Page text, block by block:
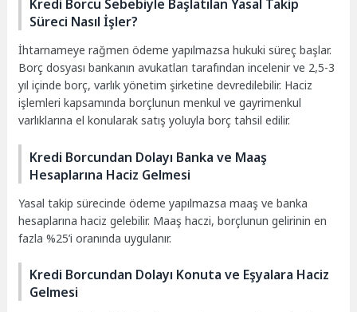
Kredi Borcu Sebebiyle Başlatılan Yasal Takip
Süreci Nasıl İşler?
İhtarnameye rağmen ödeme yapılmazsa hukuki süreç başlar.
Borç dosyası bankanın avukatları tarafından incelenir ve 2,5-3
yıl içinde borç, varlık yönetim şirketine devredilebilir. Haciz
işlemleri kapsamında borçlunun menkul ve gayrimenkul
varlıklarına el konularak satış yoluyla borç tahsil edilir.
Kredi Borcundan Dolayı Banka ve Maaş
Hesaplarına Haciz Gelmesi
Yasal takip sürecinde ödeme yapılmazsa maaş ve banka
hesaplarına haciz gelebilir. Maaş haczi, borçlunun gelirinin en
fazla %25’i oranında uygulanır.
Kredi Borcundan Dolayı Konuta ve Eşyalara Haciz
Gelmesi